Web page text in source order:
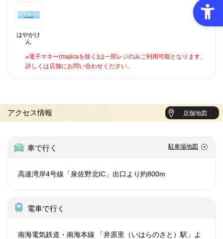
はやかけ
ん
※電子マネー(majicaを除く)は一部レジのみご利用可能となります。
詳しくは店舗にお問い合わせください。
アクセス情報 店舗地図
車で行く 駐車場地図
高速湾岸4号線「泉佐野北IC」出口より約800m
電車で行く
南海電気鉄道・南海本線 「井原里（いはらのさと）駅」よ